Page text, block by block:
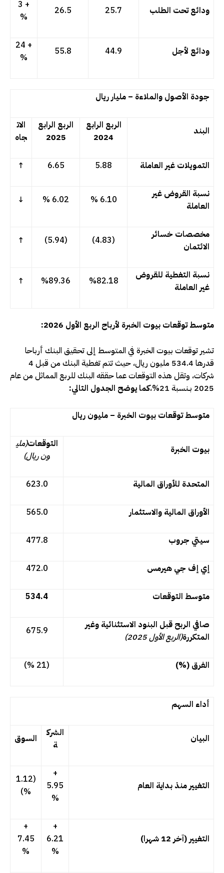
ودائع تحت الطلب 25.7
26.5
+ 3
%
ودائع لأجل 44.9
55.8
+ 24
%
جودة الأصول والملاءة – مليار ريال
البند
الربع الرابع
2024
الربع الرابع
2025
الات
جاه
التمويلات غير العاملة 5.88
6.65
↑
نسبة القروض غير
العاملة
6.10 %
6.02 %
↓
مخصصات خسائر
الائتمان
(4.83)
(5.94)
↑
نسبة التغطية للقروض
غير العاملة
82.18
%
89.36
%
↑
متوسط توقعات بيوت الخبرة لأرباح الربع الأول 2026:
تشير توقعات بيوت الخبرة في المتوسط إلى تحقيق البنك أرباحا
قدرها 534.4 مليون ريال، حيث تتم تغطية البنك من قبل 4
شركات، وتقل هذه التوقعات عما حققه البنك للربع المماثل من عام
2025 بـنسبة 21%،
كما يوضح الجدول التالي:
متوسط توقعات بيوت الخبرة – مليون ريال
بيوت الخبرة التوقعات(ملي
ون ريال)
المتحدة للأوراق المالية 623.0
الأوراق المالية والاستثمار 565.0
سيتي جروب 477.8
إي إف جي هيرمس 472.0
متوسط التوقعات 534.4
صافي الربح قبل البنود الاستثنائية وغير
المتكررة(الربع الأول2025)
675.9
الفرق (%) (21 %)
أداء السهم
البيان
الشرك
ة
السوق
التغيير منذ بداية العام
+
5.95
%
(1.12
%)
التغيير (آخر 12 شهرا)
+
6.21
%
+
7.45
%